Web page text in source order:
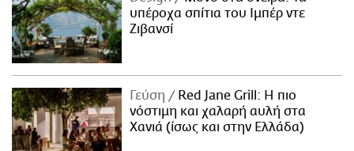
υπέροχα σπίτια του Ιμπέρ ντε
Ζιβανσί
Γεύση
Red Jane Grill: Η πιο
νόστιμη και χαλαρή αυλή στα
Χανιά (ίσως και στην Ελλάδα)